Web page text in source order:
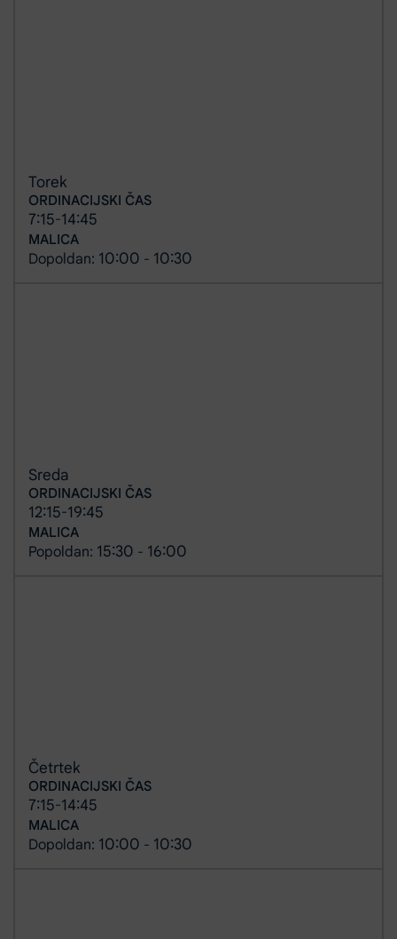
Torek
ORDINACIJSKI ČAS
7:15-14:45
MALICA
Dopoldan: 10:00 - 10:30
Sreda
ORDINACIJSKI ČAS
12:15-19:45
MALICA
Popoldan: 15:30 - 16:00
Četrtek
ORDINACIJSKI ČAS
7:15-14:45
MALICA
Dopoldan: 10:00 - 10:30